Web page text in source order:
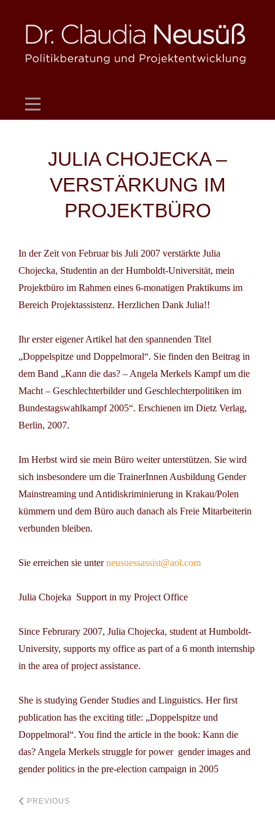
content
JULIA CHOJECKA –
VERSTÄRKUNG IM
PROJEKTBÜRO
In der Zeit von Februar bis Juli 2007 verstärkte Julia
Chojecka, Studentin an der Humboldt-Universität, mein
Projektbüro im Rahmen eines 6-monatigen Praktikums im
Bereich Projektassistenz. Herzlichen Dank Julia!!
Ihr erster eigener Artikel hat den spannenden Titel
„Doppelspitze und Doppelmoral“. Sie finden den Beitrag in
dem Band „Kann die das? – Angela Merkels Kampf um die
Macht – Geschlechterbilder und Geschlechterpolitiken im
Bundestagswahlkampf 2005“. Erschienen im Dietz Verlag,
Berlin, 2007.
Im Herbst wird sie mein Büro weiter unterstützen. Sie wird
sich insbesondere um die TrainerInnen Ausbildung Gender
Mainstreaming und Antidiskriminierung in Krakau/Polen
kümmern und dem Büro auch danach als Freie Mitarbeiterin
verbunden bleiben.
Sie erreichen sie unterneusuessassist@aol.com
Julia Chojeka  Support in my Project Office
Since Februrary 2007, Julia Chojecka, student at Humboldt-
University, supports my office as part of a 6 month internship
in the area of project assistance.
She is studying Gender Studies and Linguistics. Her first
publication has the exciting title: „Doppelspitze und
Doppelmoral“. You find the article in the book: Kann die
das? Angela Merkels struggle for power  gender images and
gender politics in the pre-election campaign in 2005
Beitragsnavigation
PREVIOUS